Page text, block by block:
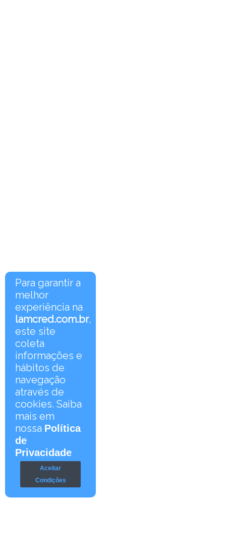
Para garantir a
melhor
experiência na
lamcred.com.br,
este site
coleta
informações e
hábitos de
navegação
através de
cookies. Saiba
mais em
nossa Política
de
Privacidade
Aceitar
Condições